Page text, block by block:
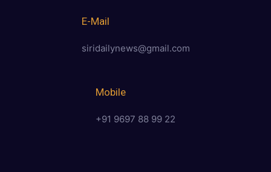
E-Mail
siridailynews@gmail.com
Mobile
+91 9697 88 99 22